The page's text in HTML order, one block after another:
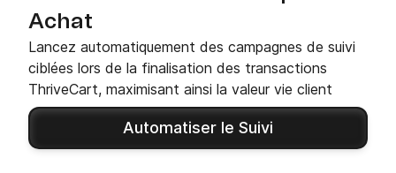
Achat
Lancez automatiquement des campagnes de suivi
ciblées lors de la finalisation des transactions
ThriveCart, maximisant ainsi la valeur vie client
Automatiser le Suivi